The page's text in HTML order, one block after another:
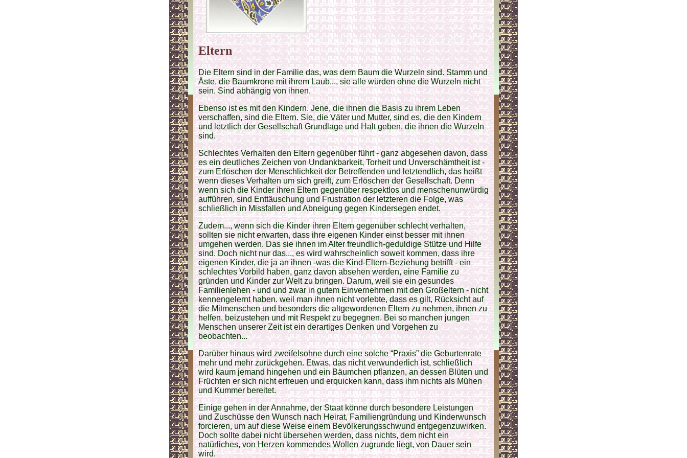
Eltern
Die Eltern sind in der Familie das, was dem Baum die Wurzeln sind. Stamm und
Äste, die Baumkrone mit ihrem Laub..., sie alle würden ohne die Wurzeln nicht
sein. Sind abhängig von ihnen.
Ebenso ist es mit den Kindern. Jene, die ihnen die Basis zu ihrem Leben
verschaffen, sind die Eltern. Sie, die Väter und Mutter, sind es, die den Kindern
und letztlich der Gesellschaft Grundlage und Halt geben, die ihnen die WurzeIn
sind.
Schlechtes Verhalten den Eltern gegenüber führt - ganz abgesehen davon, dass
es ein deutliches Zeichen von Undankbarkeit, Torheit und Unverschämtheit ist -
zum Erlöschen der Menschlichkeit der Betreffenden und letztendlich, das heißt
wenn dieses Verhalten um sich greift, zum Erlöschen der Gesellschaft. Denn
wenn sich die Kinder ihren Eltern gegenüber respektlos und menschenunwürdig
aufführen, sind Enttäuschung und Frustration der letzteren die Folge, was
schließlich in Missfallen und Abneigung gegen Kindersegen endet.
Zudem..., wenn sich die Kinder ihren Eltern gegenüber schlecht verhalten,
sollten sie nicht erwarten, dass ihre eigenen Kinder einst besser mit ihnen
umgehen werden. Das sie ihnen im Alter freundlich-geduldige Stütze und Hilfe
sind. Doch nicht nur das..., es wird wahrscheinlich soweit kommen, dass ihre
eigenen Kinder, die ja an ihnen -was die Kind-Eltern-Beziehung betrifft - ein
schlechtes Vorbild haben, ganz davon absehen werden, eine Familie zu
gründen und Kinder zur Welt zu bringen. Darum, weil sie ein gesundes
Familienlehen - und und zwar in gutem Einvernehmen mit den Großeltern - nicht
kennengelernt haben. weil man ihnen nicht vorlebte, dass es gilt, Rücksicht auf
die Mitmenschen und besonders die altgewordenen Eltern zu nehmen, ihnen zu
helfen, beizustehen und mit Respekt zu begegnen. Bei so manchen jungen
Menschen unserer Zeit ist ein derartiges Denken und Vorgehen zu
beobachten...
Darüber hinaus wird zweifelsohne durch eine solche “Praxis” die Geburtenrate
mehr und mehr zurückgehen. Etwas, das nicht verwunderlich ist, schließlich
wird kaum jemand hingehen und ein Bäumchen pflanzen, an dessen Blüten und
Früchten er sich nicht erfreuen und erquicken kann, dass ihm nichts als Mühen
und Kummer bereitet.
Einige gehen in der Annahme, der Staat könne durch besondere Leistungen
und Zuschüsse den Wunsch nach Heirat, Familiengründung und Kinderwunsch
forcieren, um auf diese Weise einem Bevölkerungsschwund entgegenzuwirken.
Doch sollte dabei nicht übersehen werden, dass nichts, dem nicht ein
natürliches, von Herzen kommendes Wollen zugrunde liegt, von Dauer sein
wird.